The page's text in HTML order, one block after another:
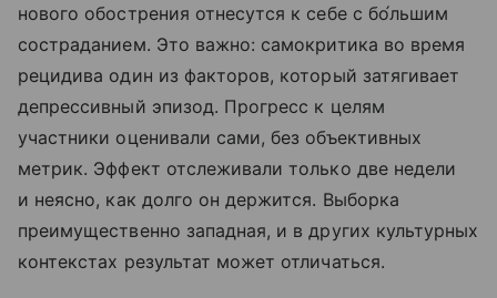
нового обострения отнесутся к себе с бо́льшим
состраданием. Это важно: самокритика во время
рецидива один из факторов, который затягивает
депрессивный эпизод. Прогресс к целям
участники оценивали сами, без объективных
метрик. Эффект отслеживали только две недели
и неясно, как долго он держится. Выборка
преимущественно западная, и в других культурных
контекстах результат может отличаться.